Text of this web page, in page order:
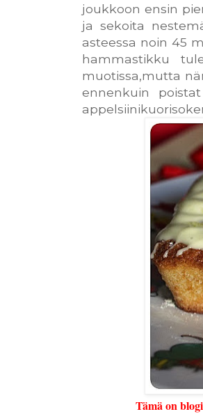
joukkoon ensin
ja sekoita
asteessa noin 45
hammastikku
muotissa,mutta
ennenkuin
Tämä on